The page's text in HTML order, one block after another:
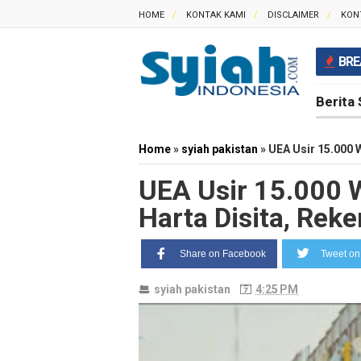
HOME KONTAK KAMI DISCLAIMER
Berita
Home» syiah pakistan » UEA Usir 15.000
UEA Usir 15.000
Harta Disita,
Share on Facebook Tweet
syiah pakistan 4:25 PM